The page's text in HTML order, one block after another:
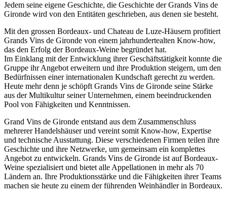
Jedem seine eigene Geschichte, die Geschichte der Grands Vins de
Gironde wird von den Entitäten geschrieben, aus denen sie besteht.
Mit den grossen Bordeaux- und Chateau de Luze-Häusern profitiert
Grands Vins de Gironde von einem jahrhundertealten Know-how,
das den Erfolg der Bordeaux-Weine begründet hat.
Im Einklang mit der Entwicklung ihrer Geschäftstätigkeit konnte die
Gruppe ihr Angebot erweitern und ihre Produktion steigern, um den
Bedürfnissen einer internationalen Kundschaft gerecht zu werden.
Heute mehr denn je schöpft Grands Vins de Gironde seine Stärke
aus der Multikultur seiner Unternehmen, einem beeindruckenden
Pool von Fähigkeiten und Kenntnissen.
Grand Vins de Gironde entstand aus dem Zusammenschluss
mehrerer Handelshäuser und vereint somit Know-how, Expertise
und technische Ausstattung. Diese verschiedenen Firmen teilen ihre
Geschichte und ihre Netzwerke, um gemeinsam ein komplettes
Angebot zu entwickeln. Grands Vins de Gironde ist auf Bordeaux-
Weine spezialisiert und bietet alle Appellationen in mehr als 70
Ländern an. Ihre Produktionsstärke und die Fähigkeiten ihrer Teams
machen sie heute zu einem der führenden Weinhändler in Bordeaux.